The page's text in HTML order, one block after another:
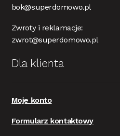
bok@superdomowo.pl
Zwroty i reklamacje:
zwrot@superdomowo.pl
Dla klienta
Moje konto
Formularz kontaktowy